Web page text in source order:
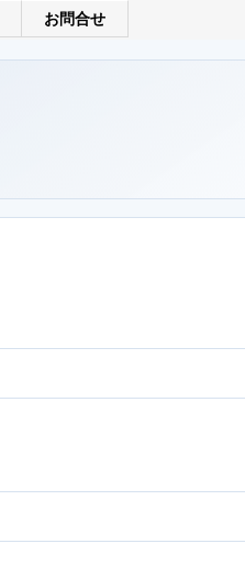
お問合せ